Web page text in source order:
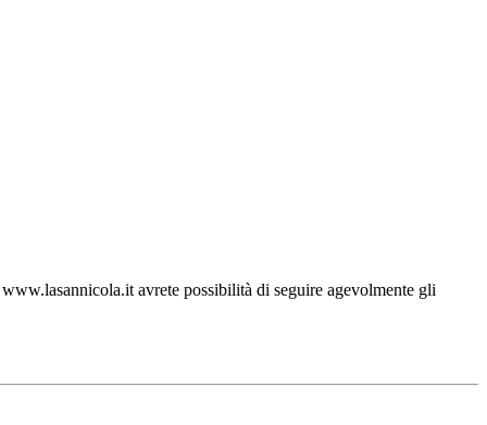
avrete possibilità di seguire agevolmente gli